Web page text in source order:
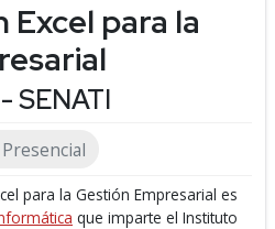
Excel para la
SENATI
Presencial
para la Gestión Empresarial es
que imparte el Instituto